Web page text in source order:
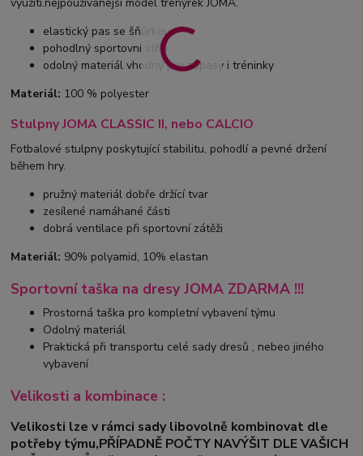
elastický pas se šňůrkou
pohodlný sportovní střih
odolný materiál vhodný pro zápasy i tréninky
Materiál: 100 % polyester
Stulpny JOMA CLASSIC II, nebo CALCIO
Fotbalové stulpny poskytující stabilitu, pohodlí a pevné držení
během hry.
pružný materiál dobře držící tvar
zesílené namáhané části
dobrá ventilace při sportovní zátěži
Materiál: 90% polyamid, 10% elastan
Sportovní taška na dresy JOMA ZDARMA !!!
Prostorná taška pro kompletní vybavení týmu
Odolný materiál
Praktická při transportu celé sady dresů , nebeo jiného
vybavení
Velikosti a kombinace :
Velikosti lze v rámci sady libovolně kombinovat dle
potřeby týmu,PŘÍPADNĚ POČTY NAVÝŠIT DLE VAŠICH